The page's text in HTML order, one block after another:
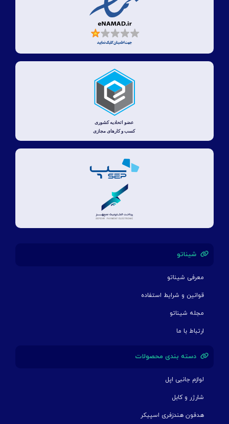
شیناتو
معرفی شیناتو
قوانین و شرایط استفاده
مجله شیناتو
ارتباط با ما
دسته بندی محصولات
لوازم جانبی اپل
شارژر و کابل
هدفون هندزفری اسپیکر